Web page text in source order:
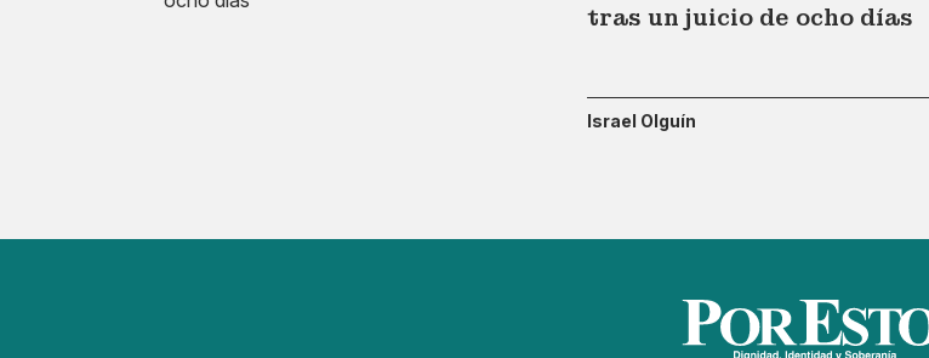
tras un juicio de ocho días
Israel Olguín